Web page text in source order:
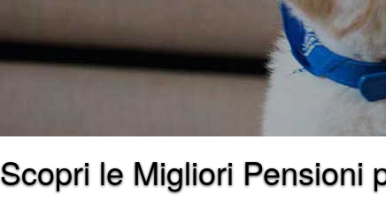
Scopri le Migliori Pensioni